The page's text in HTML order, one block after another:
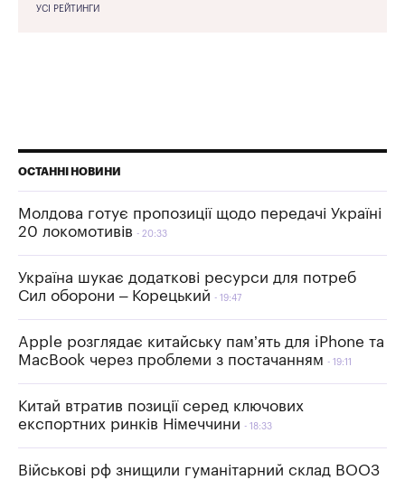
УСІ РЕЙТИНГИ
ОСТАННІ НОВИНИ
Молдова готує пропозиції щодо передачі Україні
20 локомотивів
20:33
Україна шукає додаткові ресурси для потреб
Сил оборони – Корецький
19:47
Apple розглядає китайську пам’ять для iPhone та
MacBook через проблеми з постачанням
19:11
Китай втратив позиції серед ключових
експортних ринків Німеччини
18:33
Військові рф знищили гуманітарний склад ВООЗ